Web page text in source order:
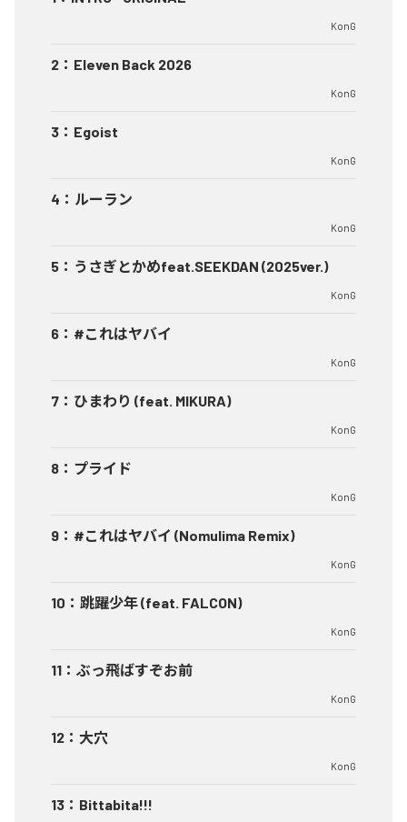
KonG
2 ： Eleven Back 2026
KonG
3 ： Egoist
KonG
4 ： ルーラン
KonG
5 ： うさぎとかめfeat.SEEKDAN (2025ver.)
KonG
6 ： #これはヤバイ
KonG
7 ： ひまわり (feat. MIKURA)
KonG
8 ： プライド
KonG
9 ： #これはヤバイ (Nomulima Remix)
KonG
10 ： 跳躍少年 (feat. FALCON)
KonG
11 ： ぶっ飛ばすぞお前
KonG
12 ： 大穴
KonG
13 ： Bittabita!!!